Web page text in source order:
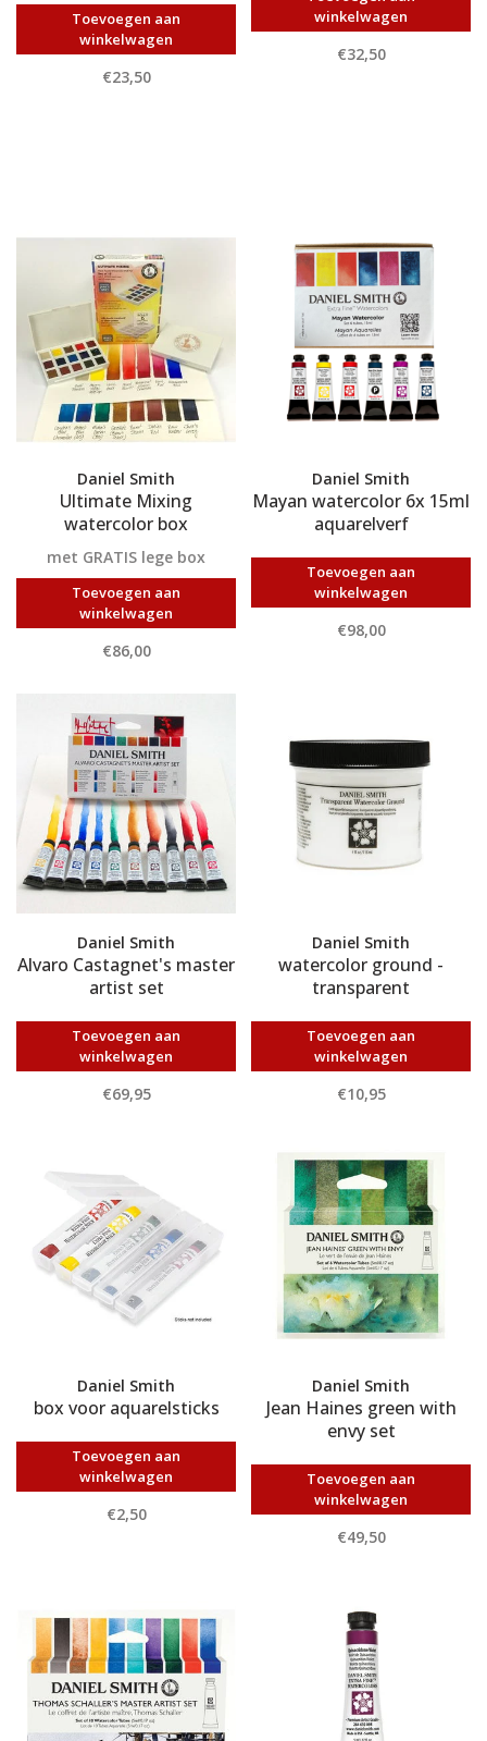
Toevoegen aan
winkelwagen
€23,50
winkelwagen
€32,50
Daniel Smith
Ultimate Mixing
watercolor box
met GRATIS lege box
Toevoegen aan
winkelwagen
€86,00
Daniel Smith
Mayan watercolor 6x 15ml
aquarelverf
Toevoegen aan
winkelwagen
€98,00
Daniel Smith
Alvaro Castagnet's master
artist set
Toevoegen aan
winkelwagen
€69,95
Daniel Smith
watercolor ground -
transparent
Toevoegen aan
winkelwagen
€10,95
Daniel Smith
box voor aquarelsticks
Toevoegen aan
winkelwagen
€2,50
Daniel Smith
Jean Haines green with
envy set
Toevoegen aan
winkelwagen
€49,50